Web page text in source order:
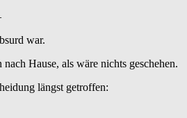
war.
Hause, als wäre nichts geschehen.
längst getroffen: